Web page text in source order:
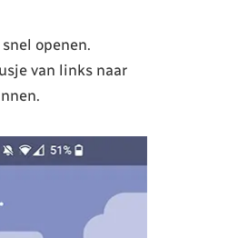
openen.
van links naar